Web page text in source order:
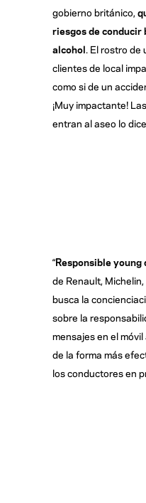
gobierno británico,
riesgos de conducir
alcohol. El rostro de
clientes de local
como si de un
¡Muy impactante!
entran al aseo lo
“Responsible
de Renault,
busca la
sobre la
mensajes en el
de la forma más
los conductores en